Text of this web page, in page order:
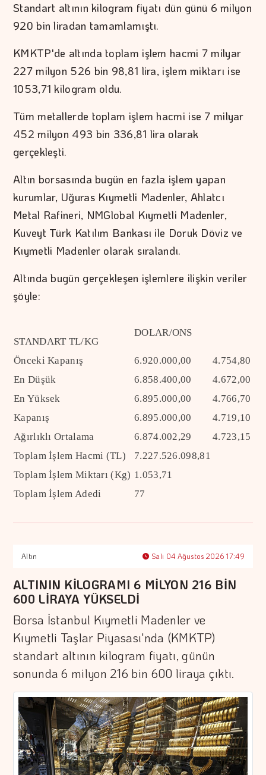
Standart altının kilogram fiyatı dün günü 6 milyon
920 bin liradan tamamlamıştı.
KMKTP'de altında toplam işlem hacmi 7 milyar
227 milyon 526 bin 98,81 lira, işlem miktarı ise
1053,71 kilogram oldu.
Tüm metallerde toplam işlem hacmi ise 7 milyar
452 milyon 493 bin 336,81 lira olarak
gerçekleşti.
Altın borsasında bugün en fazla işlem yapan
kurumlar, Uğuras Kıymetli Madenler, Ahlatcı
Metal Rafineri, NMGlobal Kıymetli Madenler,
Kuveyt Türk Katılım Bankası ile Doruk Döviz ve
Kıymetli Madenler olarak sıralandı.
Altında bugün gerçekleşen işlemlere ilişkin veriler
şöyle:
STANDART TL/KG
DOLAR/ONS
Önceki Kapanış 6.920.000,00
4.754,80
En Düşük
6.858.400,00
4.672,00
En Yüksek
6.895.000,00
4.766,70
Kapanış
6.895.000,00
4.719,10
Ağırlıklı Ortalama
6.874.002,29
4.723,15
Toplam İşlem Hacmi (TL)
7.227.526.098,81
Toplam İşlem Miktarı (Kg) 1.053,71
Toplam İşlem Adedi
77
Altın Salı 04 Ağustos 2026 17:49
ALTININ KİLOGRAMI 6 MİLYON 216 BİN
600 LİRAYA YÜKSELDİ
Borsa İstanbul Kıymetli Madenler ve
Kıymetli Taşlar Piyasası'nda (KMKTP)
standart altının kilogram fiyatı, günün
sonunda 6 milyon 216 bin 600 liraya çıktı.